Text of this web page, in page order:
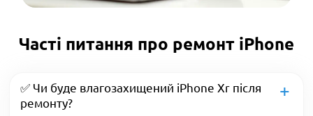
Часті питання про ремонт iPhone
✅ Чи буде влагозахищений iPhone Xr після
ремонту?